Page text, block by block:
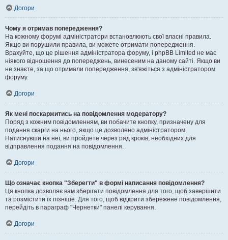
Догори
Чому я отримав попередження?
На кожному форумі адміністратори встановлюють свої власні правила.
Якщо ви порушили правила, ви можете отримати попередження.
Врахуйте, що це рішення адміністратора форуму, і phpBB Limited не має
ніякого відношення до попереджень, винесеним на даному сайті. Якщо ви
не знаєте, за що отримали попередження, зв'яжіться з адміністратором
форуму.
Догори
Як мені поскаржитись на повідомлення модератору?
Поряд з кожним повідомленням, ви побачите кнопку, призначену для
подання скарги на нього, якщо це дозволено адміністратором.
Натиснувши на неї, ви пройдете через ряд кроків, необхідних для
відправлення подання на повідомлення.
Догори
Що означає кнопка "Зберегти" в формі написання повідомлення?
Ця кнопка дозволяє вам зберігати повідомлення для того, щоб завершити
та розмістити їх пізніше. Для того, щоб відкрити збережене повідомлення,
перейдіть в параграф "Чернетки" панелі керування.
Догори